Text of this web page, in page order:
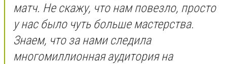
матч. Не скажу, что нам повезло, просто
у нас было чуть больше мастерства.
Знаем, что за нами следила
многомиллионная аудитория на